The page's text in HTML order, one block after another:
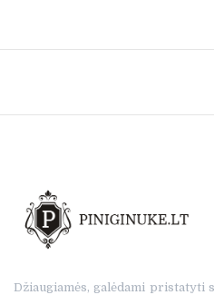
Džiaugiamės, galėdami pristatyti